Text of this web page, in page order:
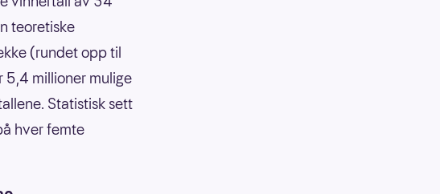
teoretiske
(rundet opp til
5,4 millioner mulige
Statistisk sett
hver femte